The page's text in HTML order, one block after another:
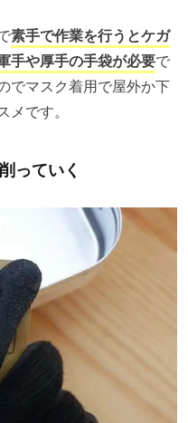
素手で作業を行うとケガ
手や厚手の手袋が必要で
でマスク着用で屋外か下
です。
っていく